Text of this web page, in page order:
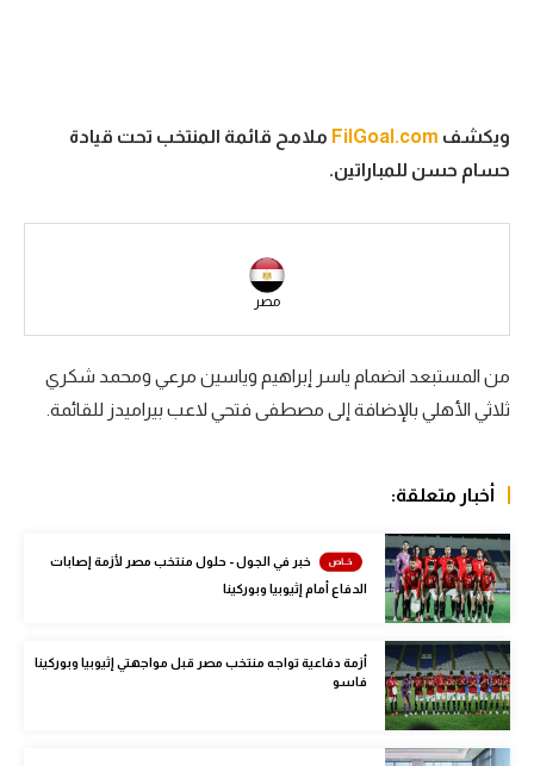
الدوري الإنجليزي
أمم إفريقيا
كرة سلة
كرة يد
كرة طائرة
الوطن العربي
في المونديال
ويكشف FilGoal.com ملامح قائمة المنتخب تحت قيادة
حسام حسن للمباراتين.
مصر
من المستبعد انضمام ياسر إبراهيم وياسين مرعي ومحمد شكري
ثلاثي الأهلي بالإضافة إلى مصطفى فتحي لاعب بيراميدز للقائمة.
أخبار متعلقة:
خبر في الجول - حلول منتخب مصر لأزمة إصابات
الدفاع أمام إثيوبيا وبوركينا
أزمة دفاعية تواجه منتخب مصر قبل مواجهتي إثيوبيا وبوركينا
فاسو